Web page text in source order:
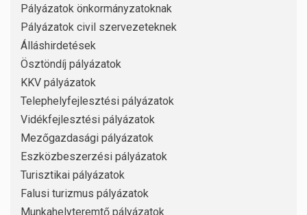
Pályázatok önkormányzatoknak
Pályázatok civil szervezeteknek
Álláshirdetések
Ösztöndíj pályázatok
KKV pályázatok
Telephelyfejlesztési pályázatok
Vidékfejlesztési pályázatok
Mezőgazdasági pályázatok
Eszközbeszerzési pályázatok
Turisztikai pályázatok
Falusi turizmus pályázatok
Munkahelyteremtő pályázatok